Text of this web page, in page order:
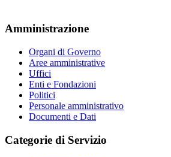
Amministrazione
Organi di Governo
Aree amministrative
Uffici
Enti e Fondazioni
Politici
Personale amministrativo
Documenti e Dati
Categorie di Servizio